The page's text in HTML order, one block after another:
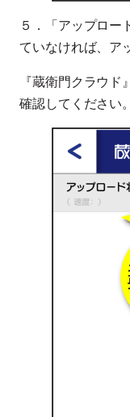
５．「アップロー
ていなければ、ア
『蔵衛門クラウ
確認してください。